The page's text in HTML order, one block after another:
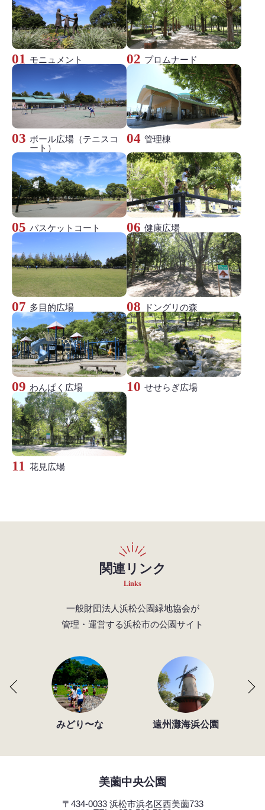
モニュメント プロムナード
ボール広場（テニスコ
ート）
管理棟
バスケットコート 健康広場
多目的広場 ドングリの森
わんぱく広場 せせらぎ広場
花見広場
関連リンク
Links
一般財団法人浜松公園緑地協会が
管理・運営する浜松市の公園サイト
みどり〜な 遠州灘海浜公園
美薗中央公園
〒434-0033 浜松市浜名区西美薗733